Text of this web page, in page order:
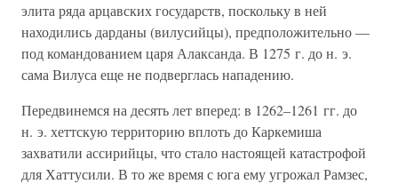
элита ряда арцавских государств, поскольку в ней
находились дарданы (вилусийцы), предположительно —
под командованием царя Алаксанда. В 1275 г. до н. э.
сама Вилуса еще не подверглась нападению.
Передвинемся на десять лет вперед: в 1262–1261 гг. до
н. э. хеттскую территорию вплоть до Каркемиша
захватили ассирийцы, что стало настоящей катастрофой
для Хаттусили. В то же время с юга ему угрожал Рамзес,